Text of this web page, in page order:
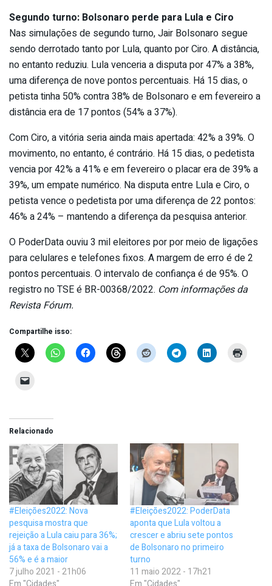
Segundo turno: Bolsonaro perde para Lula e Ciro
Nas simulações de segundo turno, Jair Bolsonaro segue
sendo derrotado tanto por Lula, quanto por Ciro. A distância,
no entanto reduziu. Lula venceria a disputa por 47% a 38%,
uma diferença de nove pontos percentuais. Há 15 dias, o
petista tinha 50% contra 38% de Bolsonaro e em fevereiro a
distância era de 17 pontos (54% a 37%).
Com Ciro, a vitória seria ainda mais apertada: 42% a 39%. O
movimento, no entanto, é contrário. Há 15 dias, o pedetista
vencia por 42% a 41% e em fevereiro o placar era de 39% a
39%, um empate numérico. Na disputa entre Lula e Ciro, o
petista vence o pedetista por uma diferença de 22 pontos:
46% a 24% – mantendo a diferença da pesquisa anterior.
O PoderData ouviu 3 mil eleitores por por meio de ligações
para celulares e telefones fixos. A margem de erro é de 2
pontos percentuais. O intervalo de confiança é de 95%. O
registro no TSE é BR-00368/2022. Com informações da
Revista Fórum.
Compartilhe isso:
Relacionado
#Eleições2022: Nova
pesquisa mostra que
rejeição a Lula caiu para 36%;
já a taxa de Bolsonaro vai a
56% e é a maior
7 julho 2021 - 21h06
#Eleições2022: PoderData
aponta que Lula voltou a
crescer e abriu sete pontos
de Bolsonaro no primeiro
turno
11 maio 2022 - 17h21